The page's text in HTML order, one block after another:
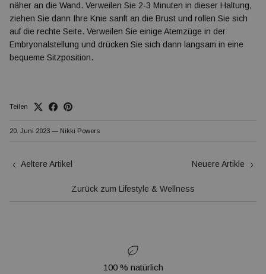
näher an die Wand. Verweilen Sie 2-3 Minuten in dieser Haltung,
ziehen Sie dann Ihre Knie sanft an die Brust und rollen Sie sich
auf die rechte Seite. Verweilen Sie einige Atemzüge in der
Embryonalstellung und drücken Sie sich dann langsam in eine
bequeme Sitzposition.
Teilen
20. Juni 2023 — Nikki Powers
Aeltere Artikel
Zurück zum Lifestyle & Wellness
Neuere Artikle
100 % natürlich